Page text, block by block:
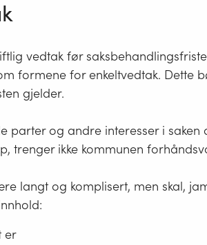
vedtak før
formene for enkeltvedtak. Dette
gjelder.
parter og andre interesser i
trenger ikke kommunen
langt og komplisert, men skal,
er